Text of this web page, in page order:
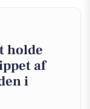
holde
af
i